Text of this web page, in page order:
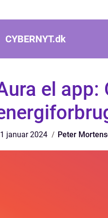
CYBERNYT.dk
el app:
januar 2024 Peter